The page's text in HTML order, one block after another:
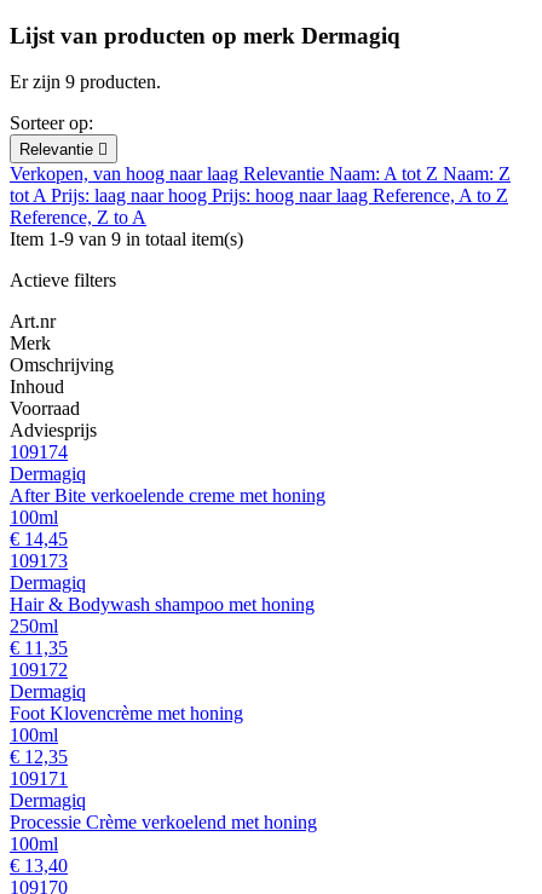
Lijst van producten op merk Dermagiq
Er zijn 9 producten.
Sorteer op:
Relevantie 
Verkopen, van hoog naar laag Relevantie Naam: A tot Z Naam: Z
tot APrijs: laag naar hoog Prijs: hoog naar laag Reference, A to Z
Reference, Z to A
Item 1-9 van 9 in totaal item(s)
Actieve filters
Art.nr
Merk
Omschrijving
Inhoud
Voorraad
Adviesprijs
109174
Dermagiq
After Bite verkoelende creme met honing
100ml
€ 14,45
109173
Dermagiq
Hair & Bodywash shampoo met honing
250ml
€ 11,35
109172
Dermagiq
Foot Klovencrème met honing
100ml
€ 12,35
109171
Dermagiq
Processie Crème verkoelend met honing
100ml
€ 13,40
109170